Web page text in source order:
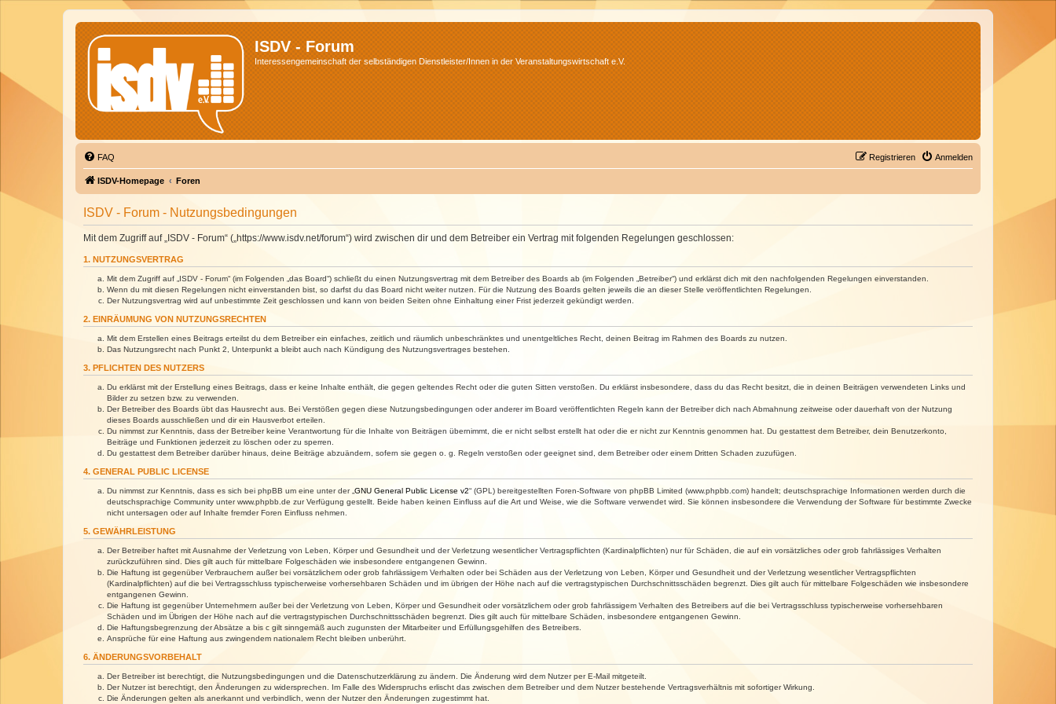
ISDV - Forum
Interessengemeinschaft der selbständigen Dienstleister/Innen in der Veranstaltungswirtschaft e.V.
FAQ Anmelden
Registrieren
ISDV-Homepage Foren
ISDV - Forum - Nutzungsbedingungen
Mit dem Zugriff auf „ISDV - Forum“ („https://www.isdv.net/forum“) wird zwischen dir und dem Betreiber ein Vertrag mit folgenden Regelungen geschlossen:
1. NUTZUNGSVERTRAG
Mit dem Zugriff auf „ISDV - Forum“ (im Folgenden „das Board“) schließt du einen Nutzungsvertrag mit dem Betreiber des Boards ab (im Folgenden „Betreiber“) und erklärst dich mit den nachfolgenden Regelungen einverstanden.
Wenn du mit diesen Regelungen nicht einverstanden bist, so darfst du das Board nicht weiter nutzen. Für die Nutzung des Boards gelten jeweils die an dieser Stelle veröffentlichten Regelungen.
Der Nutzungsvertrag wird auf unbestimmte Zeit geschlossen und kann von beiden Seiten ohne Einhaltung einer Frist jederzeit gekündigt werden.
2. EINRÄUMUNG VON NUTZUNGSRECHTEN
Mit dem Erstellen eines Beitrags erteilst du dem Betreiber ein einfaches, zeitlich und räumlich unbeschränktes und unentgeltliches Recht, deinen Beitrag im Rahmen des Boards zu nutzen.
Das Nutzungsrecht nach Punkt 2, Unterpunkt a bleibt auch nach Kündigung des Nutzungsvertrages bestehen.
3. PFLICHTEN DES NUTZERS
Du erklärst mit der Erstellung eines Beitrags, dass er keine Inhalte enthält, die gegen geltendes Recht oder die guten Sitten verstoßen. Du erklärst insbesondere, dass du das Recht besitzt, die in deinen Beiträgen verwendeten Links und
Bilder zu setzen bzw. zu verwenden.
Der Betreiber des Boards übt das Hausrecht aus. Bei Verstößen gegen diese Nutzungsbedingungen oder anderer im Board veröffentlichten Regeln kann der Betreiber dich nach Abmahnung zeitweise oder dauerhaft von der Nutzung
dieses Boards ausschließen und dir ein Hausverbot erteilen.
Du nimmst zur Kenntnis, dass der Betreiber keine Verantwortung für die Inhalte von Beiträgen übernimmt, die er nicht selbst erstellt hat oder die er nicht zur Kenntnis genommen hat. Du gestattest dem Betreiber, dein Benutzerkonto,
Beiträge und Funktionen jederzeit zu löschen oder zu sperren.
Du gestattest dem Betreiber darüber hinaus, deine Beiträge abzuändern, sofern sie gegen o. g. Regeln verstoßen oder geeignet sind, dem Betreiber oder einem Dritten Schaden zuzufügen.
4. GENERAL PUBLIC LICENSE
Du nimmst zur Kenntnis, dass es sich bei phpBB um eine unter der „ GNU General Public License v2“ (GPL) bereitgestellten Foren-Software von phpBB Limited (www.phpbb.com) handelt; deutschsprachige Informationen werden durch die
deutschsprachige Community unter www.phpbb.de zur Verfügung gestellt. Beide haben keinen Einfluss auf die Art und Weise, wie die Software verwendet wird. Sie können insbesondere die Verwendung der Software für bestimmte Zwecke
nicht untersagen oder auf Inhalte fremder Foren Einfluss nehmen.
5. GEWÄHRLEISTUNG
Der Betreiber haftet mit Ausnahme der Verletzung von Leben, Körper und Gesundheit und der Verletzung wesentlicher Vertragspflichten (Kardinalpflichten) nur für Schäden, die auf ein vorsätzliches oder grob fahrlässiges Verhalten
zurückzuführen sind. Dies gilt auch für mittelbare Folgeschäden wie insbesondere entgangenen Gewinn.
Die Haftung ist gegenüber Verbrauchern außer bei vorsätzlichem oder grob fahrlässigem Verhalten oder bei Schäden aus der Verletzung von Leben, Körper und Gesundheit und der Verletzung wesentlicher Vertragspflichten
(Kardinalpflichten) auf die bei Vertragsschluss typischerweise vorhersehbaren Schäden und im übrigen der Höhe nach auf die vertragstypischen Durchschnittsschäden begrenzt. Dies gilt auch für mittelbare Folgeschäden wie insbesondere
entgangenen Gewinn.
Die Haftung ist gegenüber Unternehmern außer bei der Verletzung von Leben, Körper und Gesundheit oder vorsätzlichem oder grob fahrlässigem Verhalten des Betreibers auf die bei Vertragsschluss typischerweise vorhersehbaren
Schäden und im Übrigen der Höhe nach auf die vertragstypischen Durchschnittsschäden begrenzt. Dies gilt auch für mittelbare Schäden, insbesondere entgangenen Gewinn.
Die Haftungsbegrenzung der Absätze a bis c gilt sinngemäß auch zugunsten der Mitarbeiter und Erfüllungsgehilfen des Betreibers.
Ansprüche für eine Haftung aus zwingendem nationalem Recht bleiben unberührt.
6. ÄNDERUNGSVORBEHALT
Der Betreiber ist berechtigt, die Nutzungsbedingungen und die Datenschutzerklärung zu ändern. Die Änderung wird dem Nutzer per E-Mail mitgeteilt.
Der Nutzer ist berechtigt, den Änderungen zu widersprechen. Im Falle des Widerspruchs erlischt das zwischen dem Betreiber und dem Nutzer bestehende Vertragsverhältnis mit sofortiger Wirkung.
Die Änderungen gelten als anerkannt und verbindlich, wenn der Nutzer den Änderungen zugestimmt hat.